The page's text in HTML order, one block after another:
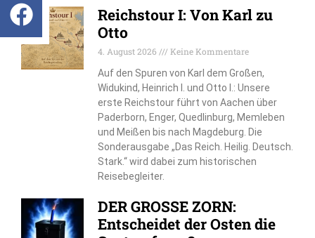
Reichstour I: Von Karl zu
Otto
4. August 2026
Keine Kommentare
Auf den Spuren von Karl dem Großen,
Widukind, Heinrich I. und Otto I.: Unsere
erste Reichstour führt von Aachen über
Paderborn, Enger, Quedlinburg, Memleben
und Meißen bis nach Magdeburg. Die
Sonderausgabe „Das Reich. Heilig. Deutsch.
Stark.“ wird dabei zum historischen
Reisebegleiter.
DER GROSSE ZORN:
Entscheidet der Osten die